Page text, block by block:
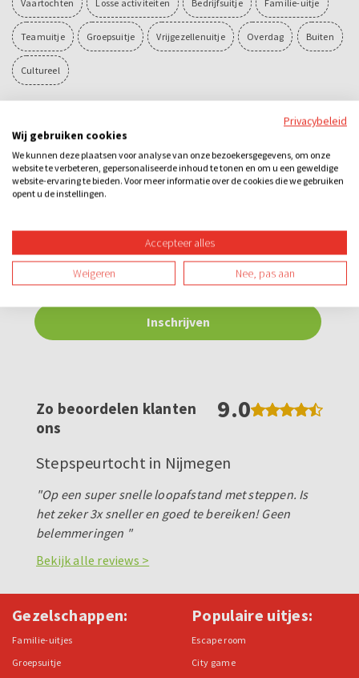
Vaartochten Losse activiteiten Bedrijfsuitje Familie-uitje
Teamuitje Groepsuitje Vrijgezellenuitje Overdag Buiten
Cultureel
Nieuwsbrief
Blijf maandelijks op de hoogte van onze
Zo beoordelen klanten
ons
9.0
Stepspeurtocht in Nijmegen
"Op een super snelle loopafstand met steppen. Is
het zeker 3x sneller en goed te bereiken! Geen
belemmeringen "
Bekijk alle reviews >
Gezelschappen:
Familie-uitjes
Groepsuitje
Populaire uitjes:
Escape room
City game
Privacybeleid
Wij gebruiken cookies
We kunnen deze plaatsen voor analyse van onze bezoekersgegevens, om onze
website te verbeteren, gepersonaliseerde inhoud te tonen en om u een geweldige
website-ervaring te bieden. Voor meer informatie over de cookies die we gebruiken
opent u de instellingen.
Accepteer alles
Weigeren Nee, pas aan